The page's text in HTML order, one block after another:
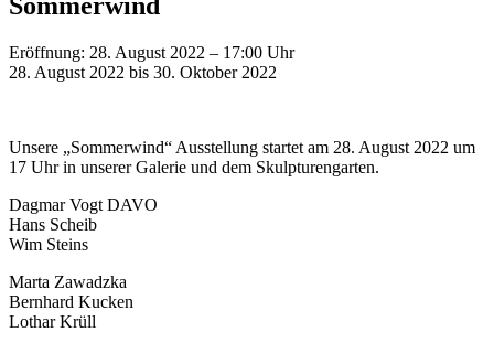
Eröffnung: 28. August 2022 – 17:00 Uhr
28. August 2022 bis 30. Oktober 2022
Unsere „Sommerwind“ Ausstellung startet am 28. August 2022 um
17 Uhr in unserer Galerie und dem Skulpturengarten.
Dagmar Vogt DAVO
Hans Scheib
Wim Steins
Marta Zawadzka
Bernhard Kucken
Lothar Krüll